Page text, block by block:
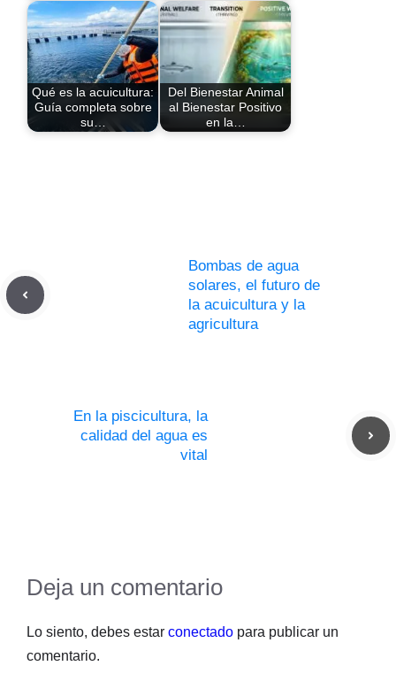
Qué es la acuicultura:
Guía completa sobre
su…
Del Bienestar Animal
al Bienestar Positivo
en la…
Bombas de agua
solares, el futuro de
la acuicultura y la
agricultura
En la piscicultura, la
calidad del agua es
vital
Deja un comentario
Lo siento, debes estar conectado para publicar un
comentario.